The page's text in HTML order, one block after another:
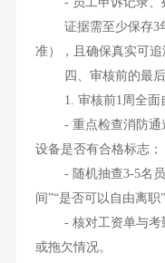
证据需至少保存3年
准），且确保真实可追
四、审核前的最后
1. 审核前1周全面
- 重点检查消防通道
设备是否有合格标志；
- 随机抽查3-5名员
间”“是否可以自由离
- 核对工资单与考勤
或拖欠情况。